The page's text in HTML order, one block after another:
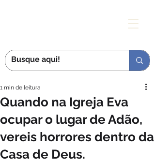
Quando na Igreja Eva
ocupar o lugar de Adão,
vereis horrores dentro da
Casa de Deus.
1 min de leitura